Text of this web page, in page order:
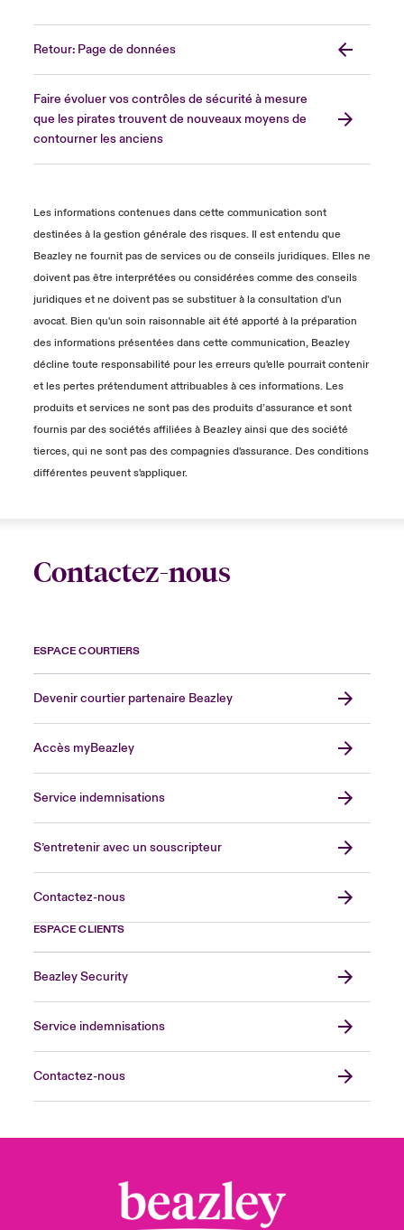
Retour: Page de données
Faire évoluer vos contrôles de sécurité à mesure
que les pirates trouvent de nouveaux moyens de
contourner les anciens
Les informations contenues dans cette communication sont
destinées à la gestion générale des risques. Il est entendu que
Beazley ne fournit pas de services ou de conseils juridiques. Elles ne
doivent pas être interprétées ou considérées comme des conseils
juridiques et ne doivent pas se substituer à la consultation d'un
avocat. Bien qu'un soin raisonnable ait été apporté à la préparation
des informations présentées dans cette communication, Beazley
décline toute responsabilité pour les erreurs qu'elle pourrait contenir
et les pertes prétendument attribuables à ces informations. Les
produits et services ne sont pas des produits d’assurance et sont
fournis par des sociétés affiliées à Beazley ainsi que des société
tierces, qui ne sont pas des compagnies d'assurance. Des conditions
différentes peuvent s'appliquer.
Contactez-nous
ESPACE COURTIERS
Devenir courtier partenaire Beazley
Accès myBeazley
Service indemnisations
S’entretenir avec un souscripteur
Contactez-nous
ESPACE CLIENTS
Beazley Security
Service indemnisations
Contactez-nous